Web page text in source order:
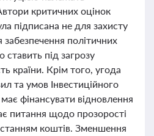
критичних оцінок
підписана не для захисту
забезпечення політичних
під загрозу
країни. Крім того, угода
та умов Інвестиційного
фінансувати відновлення
питання щодо прозорості
коштів. Зменшення